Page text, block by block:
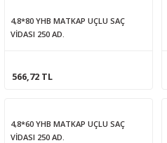
4,8*80 YHB MATKAP UÇLU SAÇ
VİDASI 250 AD.
566,72 TL
4,8*60 YHB MATKAP UÇLU SAÇ
VİDASI 250 AD.